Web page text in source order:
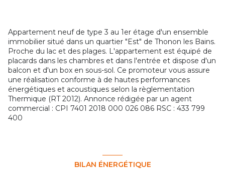
Appartement neuf de type 3 au 1er étage d'un ensemble
immobilier situé dans un quartier "Est" de Thonon les Bains.
Proche du lac et des plages. L'appartement est équipé de
placards dans les chambres et dans l'entrée et dispose d'un
balcon et d'un box en sous-sol. Ce promoteur vous assure
une réalisation conforme à de hautes performances
énergétiques et acoustiques selon la règlementation
Thermique (RT 2012). Annonce rédigée par un agent
commercial : CPI 7401 2018 000 026 086 RSC : 433 799
400
BILAN ÉNERGÉTIQUE